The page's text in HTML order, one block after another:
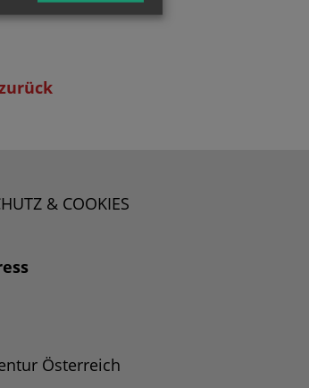
& COOKIES
Österreich